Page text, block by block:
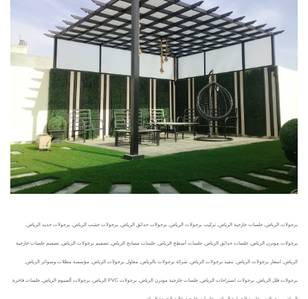
برجولات الرياض, جلسات خارجية الرياض, تركيب برجولات الرياض, برجولات حدائق الرياض, برجولات خشب الرياض, برجولات حديد الرياض,
برجولات مودرن الرياض, جلسات حدائق الرياض, جلسات أسطح الرياض, جلسات مسابح الرياض, تصميم برجولات الرياض, تصميم جلسات خارجية
الرياض, اسعار برجولات الرياض, تنفيذ برجولات الرياض, شركة برجولات بالرياض, مقاول برجولات الرياض, مؤسسة مظلات وسواتر الرياض,
برجولات فلل الرياض, برجولات استراحات الرياض, جلسات خارجية مودرن الرياض, برجولات PVC الرياض, برجولات ألمنيوم الرياض, جلسات فاخرة